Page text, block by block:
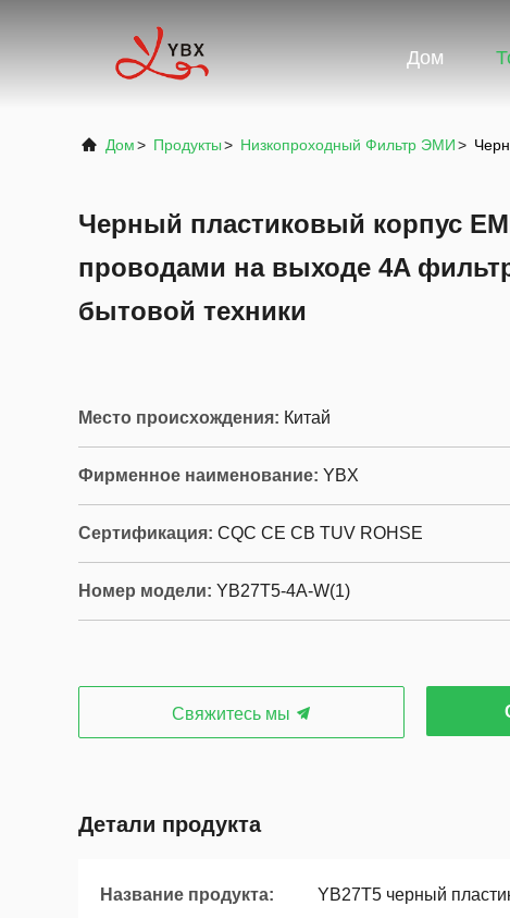
Дом
Дом> Продукты> Низкопроходный Фильтр ЭМИ>
Черный пластиковый корпус
проводами на выходе 4A
бытовой техники
Место происхождения: Китай
Фирменное наименование: YBX
Сертификация: CQC CE CB TUV ROHSE
Номер модели: YB27T5-4A-W(1)
Свяжитесь мы
Детали продукта
Название продукта: YB27T5 черный